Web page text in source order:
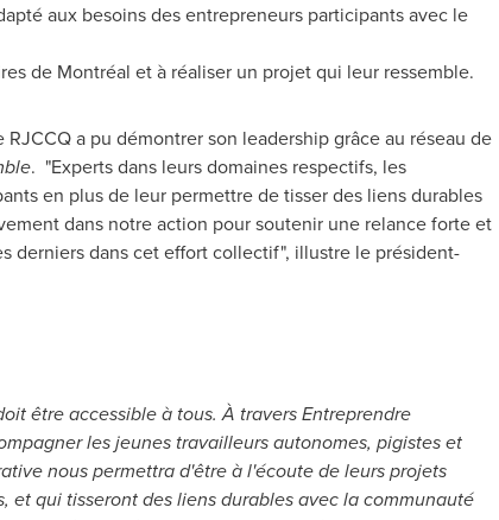
aux besoins des entrepreneurs participants avec le
de Montréal et à réaliser un projet qui leur ressemble.
a pu démontrer son leadership grâce au réseau de
. "Experts dans leurs domaines respectifs, les
en plus de leur permettre de tisser des liens durables
dans notre action pour soutenir une relance forte et
derniers dans cet effort collectif", illustre le président-
être accessible à tous. À travers Entreprendre
les jeunes travailleurs autonomes, pigistes et
nous permettra d'être à l'écoute de leurs projets
qui tisseront des liens durables avec la communauté